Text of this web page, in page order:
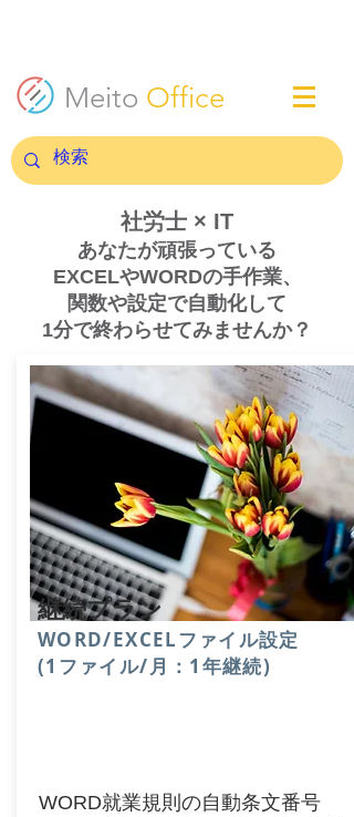
Meito Office
​社労士 × IT
あなたが頑張っている
EXCELやWORDの手作業、
関数や設定で自動化して
​1分で終わらせてみませんか？
継続プラン
​WORD/EXCELファイル設定
(1ファイル/月：1年継続)
WORD就業規則の自動条文番号